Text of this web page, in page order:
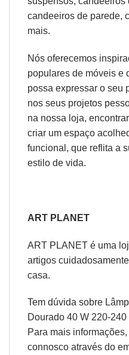
candeeiros de parede,
mais.
Nós oferecemos
populares de móveis e
possa expressar o seu
nos seus projetos
na nossa loja,
criar um espaço
funcional, que reflita a
estilo de vida.
ART PLANET
ART PLANET é uma
artigos
casa.
Tem dúvida sobre
Dourado 40 W 220-
Para mais
connosco através do